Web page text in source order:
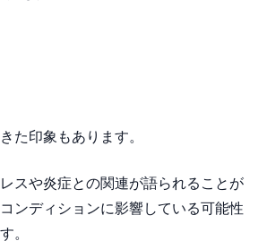
た印象もあります。
スや炎症との関連が語られることが
ンディションに影響している可能性
。